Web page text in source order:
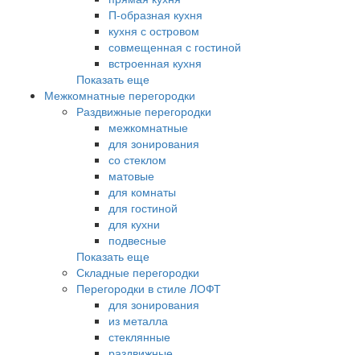
П-образная кухня
кухня с островом
совмещенная с гостиной
встроенная кухня
Показать еще
Межкомнатные перегородки
Раздвижные перегородки
межкомнатные
для зонирования
со стеклом
матовые
для комнаты
для гостиной
для кухни
подвесные
Показать еще
Складные перегородки
Перегородки в стиле ЛОФТ
для зонирования
из металла
стеклянные